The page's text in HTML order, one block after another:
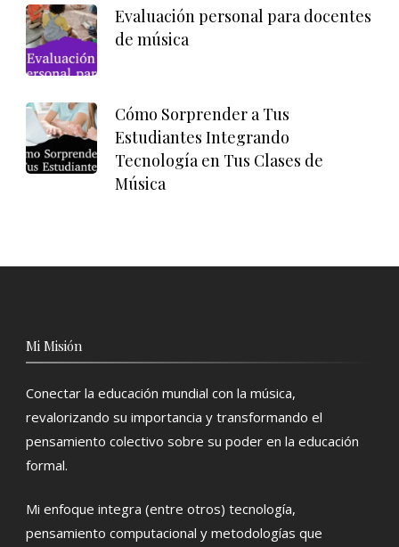
Evaluación personal para docentes
de música
Cómo Sorprender a Tus
Estudiantes Integrando
Tecnología en Tus Clases de
Música
Mi Misión
Conectar la educación mundial con la música,
revalorizando su importancia y transformando el
pensamiento colectivo sobre su poder en la educación
formal.
Mi enfoque integra (entre otros) tecnología,
pensamiento computacional y metodologías que